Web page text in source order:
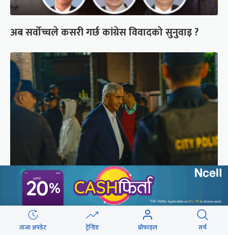
अब सर्वोच्चले कसरी गर्छ कांग्रेस विवादको सुनुवाइ ?
शेरबहादुर देउवा साउन २६ गते स्वदेश फर्किने
ताजा अपडेट ट्रेन्डिङ प्रोफाइल सर्च